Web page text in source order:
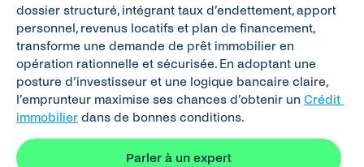
dossier structuré, intégrant taux d’endettement, apport
personnel, revenus locatifs et plan de financement,
transforme une demande de prêt immobilier en
opération rationnelle et sécurisée. En adoptant une
posture d’investisseur et une logique bancaire claire,
l’emprunteur maximise ses chances d’obtenir un Crédit
immobilier dans de bonnes conditions.
Parler à un expert